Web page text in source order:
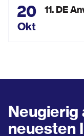
20
Okt
11. DE
Neugierig
neuesten